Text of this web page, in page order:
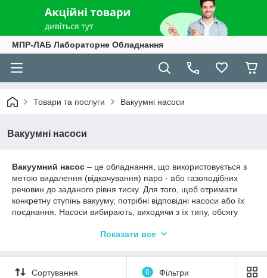
МПР-ЛАБ Лабораторне Обладнання
Товари та послуги Вакуумні насоси
Вакуумні насоси
Вакуумний насос – це обладнання, що використовується з
метою видалення (відкачування) паро - або газоподібних
речовин до заданого рівня тиску. Для того, щоб отримати
конкретну ступінь вакууму, потрібні відповідні насоси або їх
поєднання. Насоси вибирають, виходячи з їх типу, обсягу
тисків і їх характеристик. Немає такого насосного механізму,
яким тиском з високою ефективністю.
Показати все
Сортування 0 Фільтри